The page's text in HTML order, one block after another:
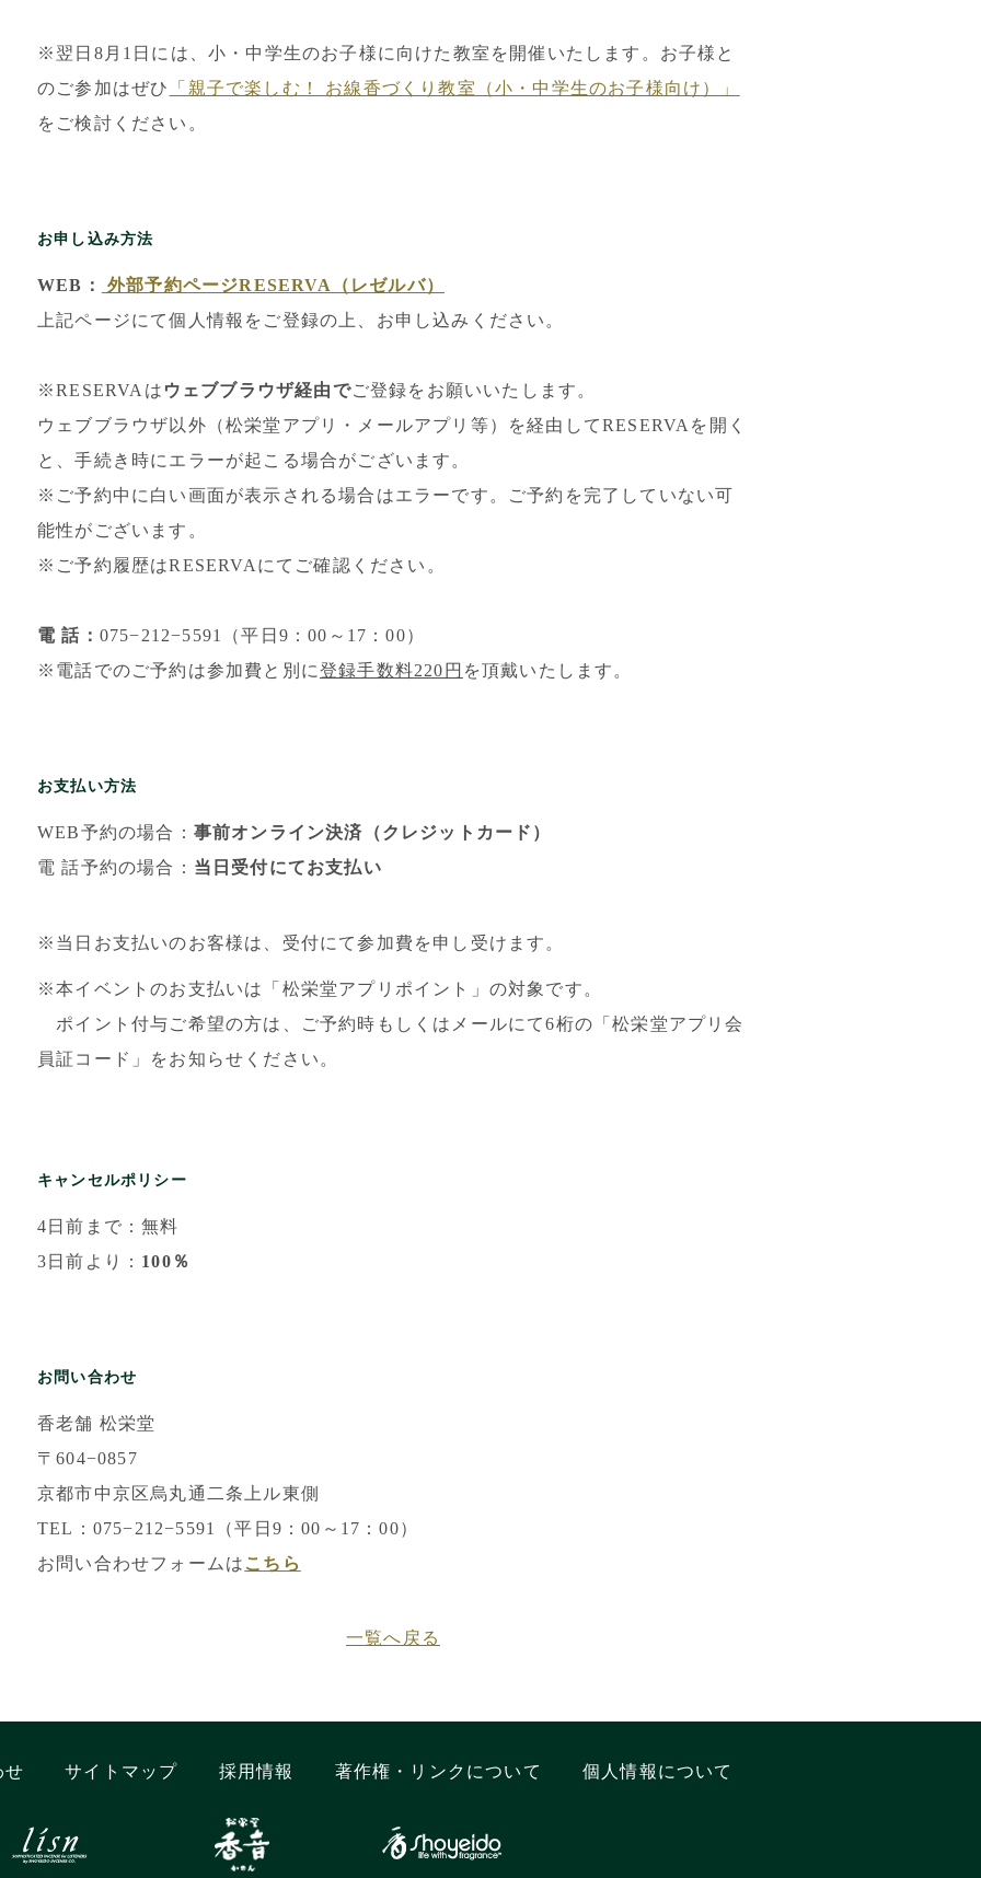
※翌日8月1日には、小・中学生のお子様に向けた教室を開催いたします。お子様と
のご参加はぜひ
「親子で楽しむ！ お線香づくり教室（小・中学生のお子様向け）」
をご検討ください。
お申し込み方法
WEB：
外部予約ページRESERVA（レゼルバ）
上記ページにて個人情報をご登録の上、お申し込みください。
※RESERVAは ウェブブラウザ経由でご登録をお願いいたします。
ウェブブラウザ以外（松栄堂アプリ・メールアプリ等）を経由してRESERVAを開く
と、手続き時にエラーが起こる場合がございます。
※ご予約中に白い画面が表示される場合はエラーです。ご予約を完了していない可
能性がございます。
※ご予約履歴はRESERVAにてご確認ください。
電 話： 075−212−5591（平日9：00～17：00）
※電話でのご予約は参加費と別に登録手数料220円 を頂戴いたします。
お支払い方法
WEB予約の場合： 事前オンライン決済（クレジットカード）
電 話予約の場合： 当日受付にてお支払い
※当日お支払いのお客様は、受付にて参加費を申し受けます。
※本イベントのお支払いは「松栄堂アプリポイント」の対象です。
ポイント付与ご希望の方は、ご予約時もしくはメールにて6桁の「松栄堂アプリ会
員証コード」をお知らせください。
キャンセルポリシー
4日前まで：無料
3日前より： 100％
お問い合わせ
香老舗 松栄堂
〒604−0857
京都市中京区烏丸通二条上ル東側
TEL：075−212−5591（平日9：00～17：00）
お問い合わせフォームは こちら
一覧へ戻る
せ サイトマップ 採用情報 著作権・リンクについて 個人情報について